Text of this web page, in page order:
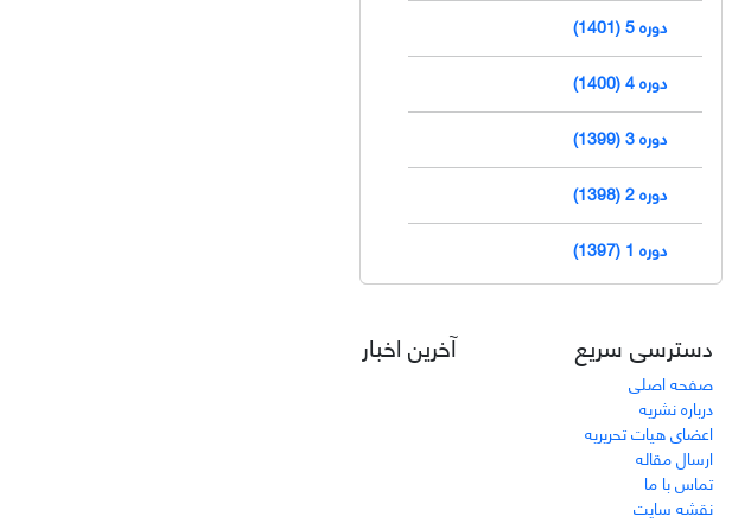
دوره 5 (1401)
دوره 4 (1400)
دوره 3 (1399)
دوره 2 (1398)
دوره 1 (1397)
دسترسی سریع
صفحه اصلی
درباره نشریه
اعضای هیات تحریریه
ارسال مقاله
تماس با ما
نقشه سایت
آخرین اخبار